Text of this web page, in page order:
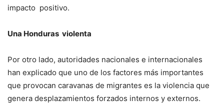
impacto positivo.
Una Honduras violenta
Por otro lado, autoridades nacionales e internacionales
han explicado que uno de los factores más importantes
que provocan caravanas de migrantes es la violencia que
genera desplazamientos forzados internos y externos.